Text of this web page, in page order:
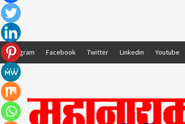
Skip
to
content
Instagram Facebook Twitter Linkedin Youtube